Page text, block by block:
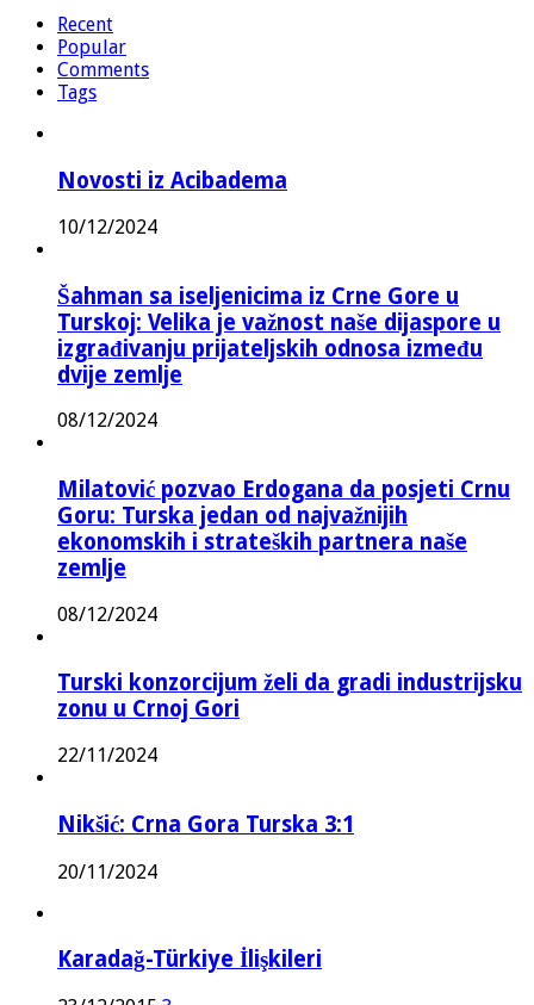
Recent
Popular
Comments
Tags
Novosti iz Acibadema
10/12/2024
Šahman sa iseljenicima iz Crne Gore u
Turskoj: Velika je važnost naše dijaspore u
izgrađivanju prijateljskih odnosa između
dvije zemlje
08/12/2024
Milatović pozvao Erdogana da posjeti Crnu
Goru: Turska jedan od najvažnijih
ekonomskih i strateških partnera naše
zemlje
08/12/2024
Turski konzorcijum želi da gradi industrijsku
zonu u Crnoj Gori
22/11/2024
Nikšić: Crna Gora Turska 3:1
20/11/2024
Karadağ-Türkiye İlişkileri